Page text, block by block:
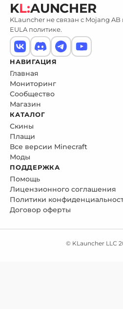
KL:AUNCHER
KLauncher не связан с Mojang
EULA политике.
НАВИГАЦИЯ
Главная
Мониторинг
Сообщество
Магазин
КАТАЛОГ
Скины
Плащи
Все версии Minecraft
Моды
ПОДДЕРЖКА
Помощь
Лицензионного соглашения
Политики
Договор оферты
© KLauncher LLC